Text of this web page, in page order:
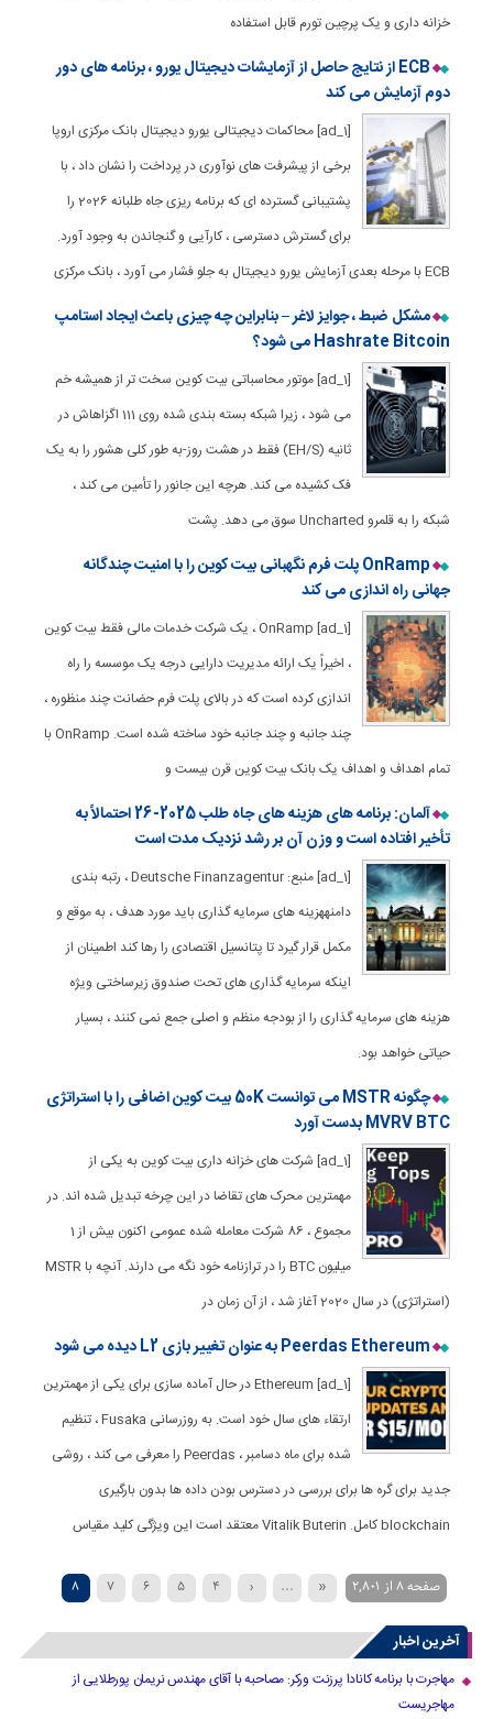
خزانه داری و یک پرچین تورم قابل استفاده
ECB از نتایج حاصل از آزمایشات دیجیتال یورو ، برنامه های دور
دوم آزمایش می کند
[ad_1] محاکمات دیجیتالی یورو دیجیتال بانک مرکزی اروپا
برخی از پیشرفت های نوآوری در پرداخت را نشان داد ، با
پشتیبانی گسترده ای که برنامه ریزی جاه طلبانه 2026 را
برای گسترش دسترسی ، کارآیی و گنجاندن به وجود آورد.
ECB با مرحله بعدی آزمایش یورو دیجیتال به جلو فشار می آورد ، بانک مرکزی
مشکل ضبط ، جوایز لاغر – بنابراین چه چیزی باعث ایجاد استامپ
Hashrate Bitcoin می شود؟
[ad_1] موتور محاسباتی بیت کوین سخت تر از همیشه خم
می شود ، زیرا شبکه بسته بندی شده روی 111 اگزاهاش در
ثانیه (EH/S) فقط در هشت روز-به طور کلی هشور را به یک
فک کشیده می کند. هرچه این جانور را تأمین می کند ،
شبکه را به قلمرو Uncharted سوق می دهد. پشت
OnRamp پلت فرم نگهبانی بیت کوین را با امنیت چندگانه
جهانی راه اندازی می کند
[ad_1] OnRamp ، یک شرکت خدمات مالی فقط بیت کوین
، اخیراً یک ارائه مدیریت دارایی درجه یک موسسه را راه
اندازی کرده است که در بالای پلت فرم حضانت چند منظوره ،
چند جانبه و چند جانبه خود ساخته شده است. OnRamp با
تمام اهداف و اهداف یک بانک بیت کوین قرن بیست و
آلمان: برنامه های هزینه های جاه طلب 2025-26 احتمالاً به
تأخیر افتاده است و وزن آن بر رشد نزدیک مدت است
[ad_1] منبع: Deutsche Finanzagentur ، رتبه بندی
دامنههزینه های سرمایه گذاری باید مورد هدف ، به موقع و
مکمل قرار گیرد تا پتانسیل اقتصادی را رها کند اطمینان از
اینكه سرمایه گذاری های تحت صندوق زیرساختی ویژه
هزینه های سرمایه گذاری را از بودجه منظم و اصلی جمع نمی كنند ، بسیار
حیاتی خواهد بود.
چگونه MSTR می توانست 50K بیت کوین اضافی را با استراتژی
MVRV BTC بدست آورد
[ad_1] شرکت های خزانه داری بیت کوین به یکی از
مهمترین محرک های تقاضا در این چرخه تبدیل شده اند. در
مجموع ، 86 شرکت معامله شده عمومی اکنون بیش از 1
میلیون BTC را در ترازنامه خود نگه می دارند. آنچه با MSTR
(استراتژی) در سال 2020 آغاز شد ، از آن زمان در
Peerdas Ethereum به عنوان تغییر بازی L2 دیده می شود
[ad_1] Ethereum در حال آماده سازی برای یکی از مهمترین
ارتقاء های سال خود است. به روزرسانی Fusaka ، تنظیم
شده برای ماه دسامبر ، Peerdas را معرفی می کند ، روشی
جدید برای گره ها برای بررسی در دسترس بودن داده ها بدون بارگیری
blockchain کامل. Vitalik Buterin معتقد است این ویژگی کلید مقیاس
صفحه 8 از 2,801 «
...
‹
4
5
6
7
8
9
10
11
12
13
›
20
30
40
...
»
آخرین اخبار
مهاجرت با برنامه کانادا پرزنت ورکر: مصاحبه با آقای مهندس نریمان پورطلایی از
مهاجریست